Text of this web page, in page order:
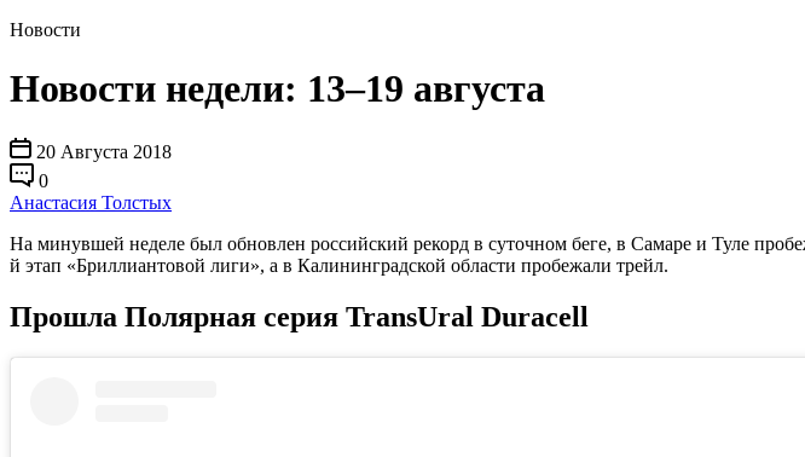
Новости
Новости недели: 13–19 августа
20 Августа 2018
0
Анастасия Толстых
На минувшей неделе был обновлен российский рекорд в суточном беге, в Самаре и Туле
й этап «Бриллиантовой лиги», а в Калининградской области пробежали трейл.
Прошла Полярная серия TransUral Duracell